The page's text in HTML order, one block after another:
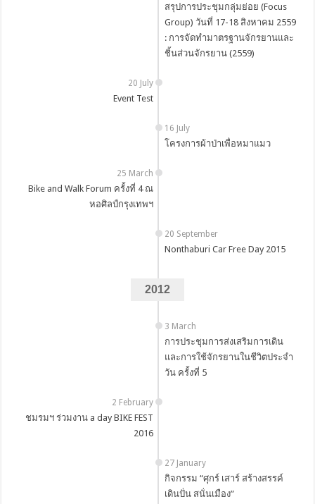
สรุปการประชุมกลุ่มย่อย (Focus
Group) วันที่ 17-18 สิงหาคม 2559
: การจัดทำมาตรฐานจักรยานและ
ชิ้นส่วนจักรยาน (2559)
20 July
Event Test
16 July
โครงการผ้าป่าเพื่อหมาแมว
25 March
Bike and Walk Forum ครั้งที่ 4 ณ
หอศิลป์กรุงเทพฯ
20 September
Nonthaburi Car Free Day 2015
2012
3 March
การประชุมการส่งเสริมการเดิน
และการใช้จักรยานในชีวิตประจำ
วัน ครั้งที่ 5
2 February
ชมรมฯ ร่วมงาน a day BIKE FEST
2016
27 January
กิจกรรม “ศุกร์ เสาร์ สร้างสรรค์
เดินปั่น สนั่นเมือง”